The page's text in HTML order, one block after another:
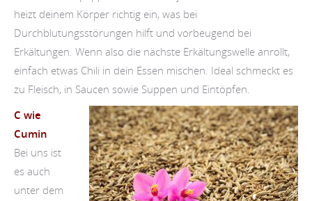
heizt deinem Körper richtig ein, was bei
Durchblutungsstörungen hilft und vorbeugend bei
Erkältungen. Wenn also die nächste Erkältungswelle anrollt,
einfach etwas Chili in dein Essen mischen. Ideal schmeckt es
zu Fleisch, in Saucen sowie Suppen und Eintöpfen.
C wie
Cumin
Bei uns ist
es auch
unter dem